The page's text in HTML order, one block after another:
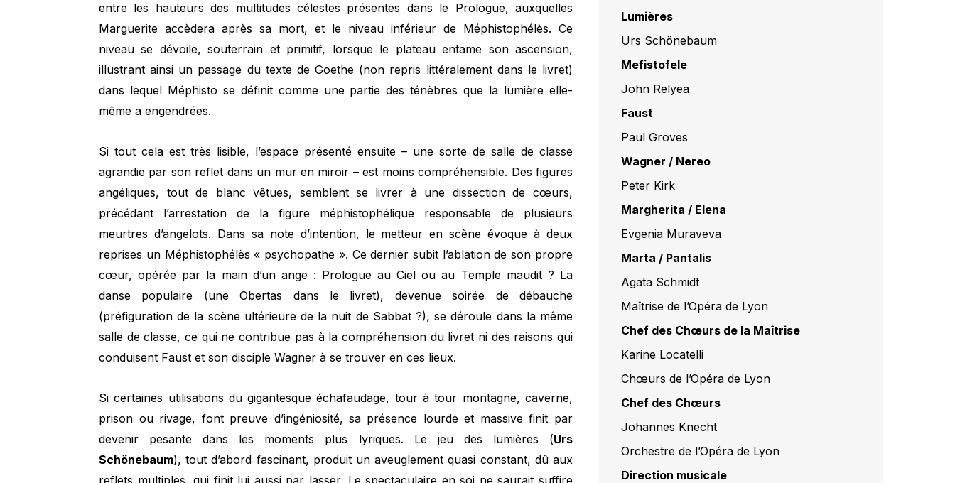
entre les hauteurs des multitudes célestes présentes dans le Prologue, auxquelles
Marguerite accèdera après sa mort, et le niveau inférieur de Méphistophélès. Ce
niveau se dévoile, souterrain et primitif, lorsque le plateau entame son ascension,
illustrant ainsi un passage du texte de Goethe (non repris littéralement dans le livret)
dans lequel Méphisto se définit comme une partie des ténèbres que la lumière elle-
même a engendrées.
Si tout cela est très lisible, l’espace présenté ensuite – une sorte de salle de classe
agrandie par son reflet dans un mur en miroir – est moins compréhensible. Des figures
angéliques, tout de blanc vêtues, semblent se livrer à une dissection de cœurs,
précédant l’arrestation de la figure méphistophélique responsable de plusieurs
meurtres d’angelots. Dans sa note d’intention, le metteur en scène évoque à deux
reprises un Méphistophélès « psychopathe ». Ce dernier subit l’ablation de son propre
cœur, opérée par la main d’un ange : Prologue au Ciel ou au Temple maudit ? La
danse populaire (une Obertas dans le livret), devenue soirée de débauche
(préfiguration de la scène ultérieure de la nuit de Sabbat ?), se déroule dans la même
salle de classe, ce qui ne contribue pas à la compréhension du livret ni des raisons qui
conduisent Faust et son disciple Wagner à se trouver en ces lieux.
Si certaines utilisations du gigantesque échafaudage, tour à tour montagne, caverne,
prison ou rivage, font preuve d’ingéniosité, sa présence lourde et massive finit par
devenir pesante dans les moments plus lyriques. Le jeu des lumières (Urs
Schönebaum), tout d’abord fascinant, produit un aveuglement quasi constant, dû aux
Lumières
Urs Schönebaum
Mefistofele
John Relyea
Faust
Paul Groves
Wagner / Nereo
Peter Kirk
Margherita / Elena
Evgenia Muraveva
Marta / Pantalis
Agata Schmidt
Maîtrise de l’Opéra de Lyon
Chef des Chœurs de la Maîtrise
Karine Locatelli
Chœurs de l’Opéra de Lyon
Chef des Chœurs
Johannes Knecht
Orchestre de l’Opéra de Lyon
Direction musicale